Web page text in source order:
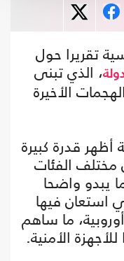
تقريرا حول
، الذي تبنى
الأخيرة
أظهر قدرة كبيرة
الفئات
يبدو واضحا
استعان فيها
ما ساهم
الأمنية.